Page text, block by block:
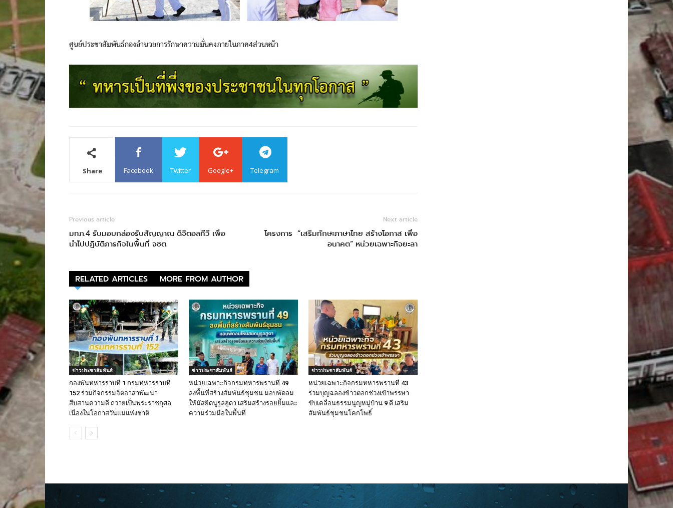
ศูนย์ประชาสัมพันธ์กองอำนวยการรักษาความมั่นคงภายในภาค4ส่วนหน้า
Share Facebook Twitter Google+ Telegram
Previous article
มทภ.4 รับมอบกล่องรับสัญญาณ ดิจิตอลทีวี เพื่อ
นำไปปฏิบัติภารกิจในพื้นที่ จชต.
Next article
โครงการ “เสริมทักษะภาษาไทย สร้างโอกาส เพื่อ
อนาคต” หน่วยเฉพาะกิจยะลา
RELATED ARTICLES MORE FROM AUTHOR
ข่าวประชาสัมพันธ์
กองพันทหารราบที่ 1 กรมทหารราบที่
152 ร่วมกิจกรรมจิตอาสาพัฒนา
สืบสานความดี ถวายเป็นพระราชกุศล
เนื่องในโอกาสวันแม่แห่งชาติ
ข่าวประชาสัมพันธ์
หน่วยเฉพาะกิจกรมทหารพรานที่ 49
ลงพื้นที่สร้างสัมพันธ์ชุมชน มอบพัดลม
ให้มัสยิดนูรูลฮูดา เสริมสร้างรอยยิ้มและ
ความร่วมมือในพื้นที่
ข่าวประชาสัมพันธ์
หน่วยเฉพาะกิจกรมทหารพรานที่ 43
ร่วมบุญฉลองข้าวตอกช่วงเข้าพรรษา
ขับเคลื่อนธรรมนูญหมู่บ้าน 9 ดี เสริม
สัมพันธ์ชุมชนโคกโพธิ์